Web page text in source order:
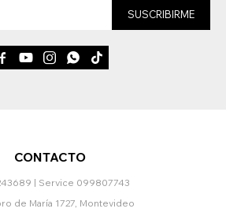
CONTACTO
| Service 099807743
de María 1727, Montevideo
SUSCRIBIRME
    